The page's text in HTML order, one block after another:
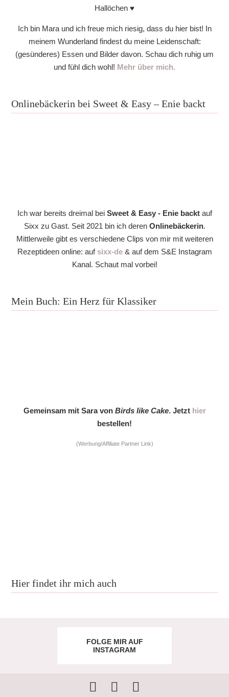
Hallöchen ♥
Ich bin Mara und ich freue mich riesig, dass du hier bist! In
meinem Wunderland findest du meine Leidenschaft:
(gesünderes) Essen und Bilder davon. Schau dich ruhig um
und fühl dich wohl! Mehr über mich.
Onlinebäckerin bei Sweet & Easy – Enie backt
Ich war bereits dreimal bei Sweet & Easy - Enie backtauf
Sixx zu Gast. Seit 2021 bin ich deren Onlinebäckerin.
Mittlerweile gibt es verschiedene Clips von mir mit weiteren
Rezeptideen online: auf sixx-de& auf dem S&E Instagram
Kanal. Schaut mal vorbei!
Mein Buch: Ein Herz für Klassiker
Gemeinsam mit Sara von Birds like Cake. Jetzt hier
bestellen!
(Werbung/Affiliate Partner Link)
Hier findet ihr mich auch
FOLGE MIR AUF
INSTAGRAM